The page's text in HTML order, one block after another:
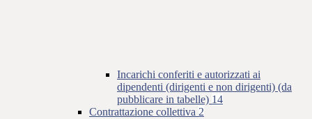
Incarichi conferiti e autorizzati ai
dipendenti (dirigenti e non dirigenti) (da
pubblicare in tabelle) 14
Contrattazione collettiva 2